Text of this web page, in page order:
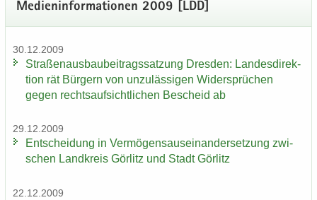
Me­di­en­in­for­ma­tio­nen 2009 [LDD]
30.12.2009
Stra­ßen­aus­bau­bei­trags­sat­zung Dres­den: Lan­des­di­rek­
ti­on rät Bür­gern von un­zu­läs­si­gen Wi­der­sprü­chen
gegen rechts­auf­sicht­li­chen Be­scheid ab
29.12.2009
Ent­schei­dung in Ver­mö­gens­aus­ein­an­der­set­zung zwi­
schen Land­kreis Gör­litz und Stadt Gör­litz
22.12.2009